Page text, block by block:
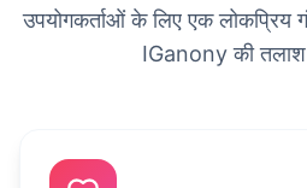
उपयोगकर्ताओं के लिए एक लोकप्रिय
IGanony की